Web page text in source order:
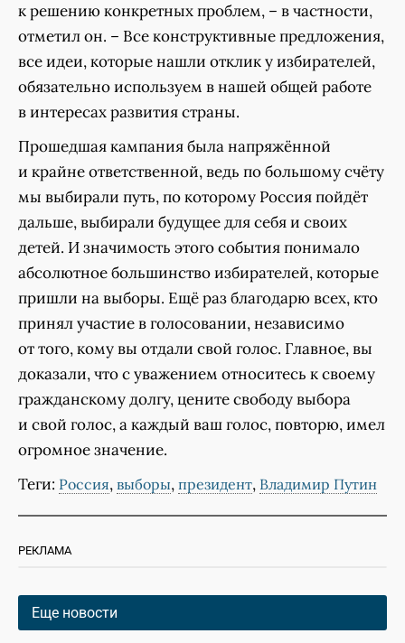
к решению конкретных проблем, – в частности,
отметил он. – Все конструктивные предложения,
все идеи, которые нашли отклик у избирателей,
обязательно используем в нашей общей работе
в интересах развития страны.
Прошедшая кампания была напряжённой
и крайне ответственной, ведь по большому счёту
мы выбирали путь, по которому Россия пойдёт
дальше, выбирали будущее для себя и своих
детей. И значимость этого события понимало
абсолютное большинство избирателей, которые
пришли на выборы. Ещё раз благодарю всех, кто
принял участие в голосовании, независимо
от того, кому вы отдали свой голос. Главное, вы
доказали, что с уважением относитесь к своему
гражданскому долгу, цените свободу выбора
и свой голос, а каждый ваш голос, повторю, имел
огромное значение.
Теги: Россия, выборы, президент, Владимир Путин
РЕКЛАМА
Еще новости